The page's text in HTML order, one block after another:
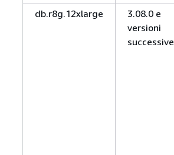
db.r8g.12xlarge
3.08.0 e
versioni
successive